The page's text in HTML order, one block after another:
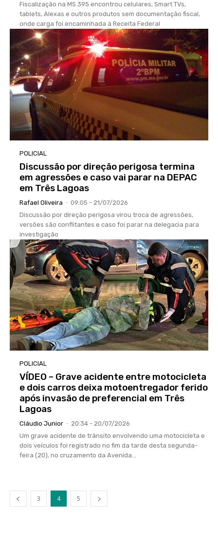
Fiscalização na MS 395 encontrou celulares, Smart TVs,
tablets, Alexas e outros produtos sem documentação fiscal,
onde carga foi encaminhada à Receita Federal
POLICIAL
Discussão por direção perigosa termina
em agressões e caso vai parar na DEPAC
em Três Lagoas
Rafael Oliveira - 09:05 - 21/07/2026
Discussão por direção perigosa virou troca de agressões,
versões são conflitantes e caso foi parar na delegacia para
investigação
POLICIAL
VÍDEO – Grave acidente entre motocicleta
e dois carros deixa motoentregador ferido
após invasão de preferencial em Três
Lagoas
Cláudio Junior - 20:34 - 20/07/2026
Um grave acidente de trânsito envolvendo uma motocicleta e
dois veículos foi registrado no fim da tarde desta segunda-
feira (20), no cruzamento da Avenida...
3 4 5